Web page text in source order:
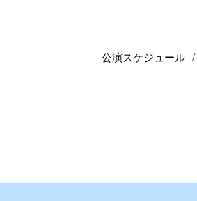
公演スケジュール